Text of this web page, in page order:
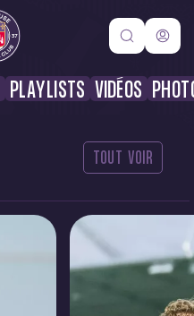
PLAYLISTS VIDÉOS
TOUT VOIR